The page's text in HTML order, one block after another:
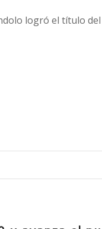
logró el título del